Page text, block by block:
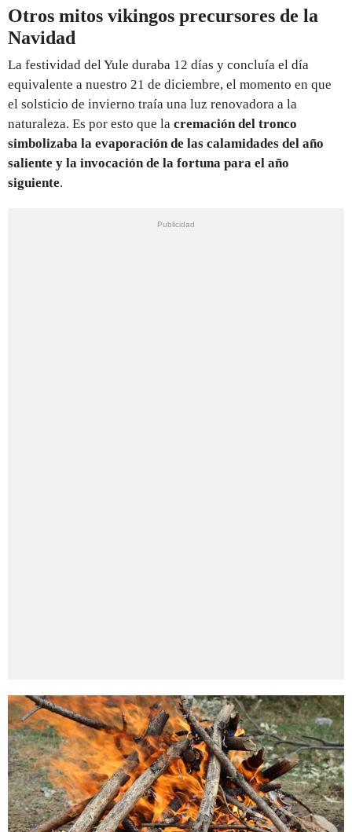
Otros mitos vikingos precursores de la
Navidad
La festividad del Yule duraba 12 días y concluía el día
equivalente a nuestro 21 de diciembre, el momento en que
el solsticio de invierno traía una luz renovadora a la
naturaleza. Es por esto que la cremación del tronco
simbolizaba la evaporación de las calamidades del año
saliente y la invocación de la fortuna para el año
siguiente.